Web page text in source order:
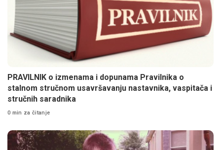
PRAVILNIK o izmenama i dopunama Pravilnika o
stalnom stručnom usavršavanju nastavnika, vaspitača i
stručnih saradnika
0 min za čitanje